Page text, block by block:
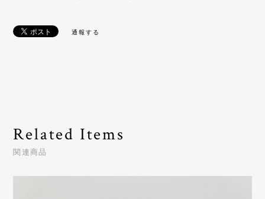
通報する
Related Items
関連商品